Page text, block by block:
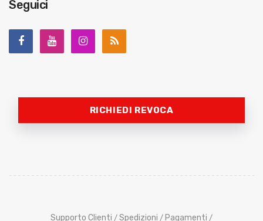
Seguici
RICHIEDI REVOCA
Supporto Clienti / Spedizioni / Pagamenti /